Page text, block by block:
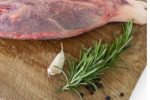
ANTEPRIMA RAPIDA